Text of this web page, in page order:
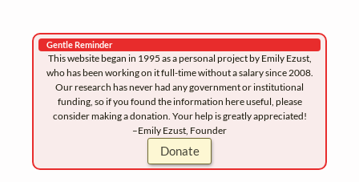
Gentle Reminder
This website began in 1995 as a personal project by Emily Ezust,
who has been working on it full-time without a salary since 2008.
Our research has never had any government or institutional
funding, so if you found the information here useful, please
consider making a donation. Your help is greatly appreciated!
–Emily Ezust, Founder
Donate